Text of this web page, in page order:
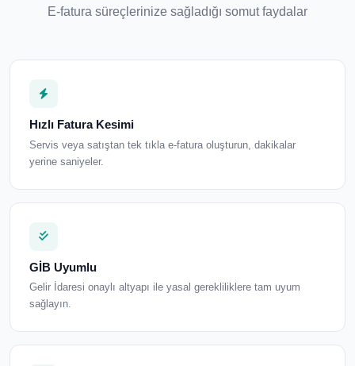
E-fatura süreçlerinize sağladığı somut faydalar
Hızlı Fatura Kesimi
Servis veya satıştan tek tıkla e-fatura oluşturun, dakikalar
yerine saniyeler.
GİB Uyumlu
Gelir İdaresi onaylı altyapı ile yasal gerekliliklere tam uyum
sağlayın.